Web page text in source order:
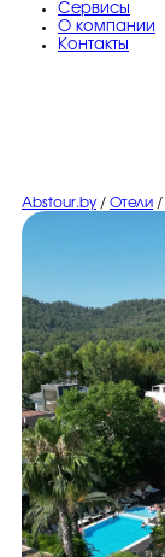
Сервисы
O компании
Контакты
Abstour.by / Отели /